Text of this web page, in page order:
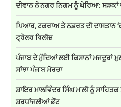
ਦੀਵਾਨ ਨੇ ਨਗਰ ਨਿਗਮ ਨੂੰ ਘੇਰਿਆ: ਸੜਕਾਂ
ਪਿਆਰ, ਟਕਰਾਅ ਤੇ ਨਫ਼ਰਤ ਦੀ ਦਾਸਤਾਨ
ਟ੍ਰੇਲਰ ਰਿਲੀਜ਼
ਪੰਜਾਬ ਦੇ ਮੁੱਦਿਆਂ ਲਈ ਕਿਸਾਨਾਂ ਮਜਦੂਰਾਂ
ਸਾਂਝਾ ਪੰਜਾਬ ਮੋਰਚਾ
ਸ਼ਾਇਰ ਮਾਲਵਿੰਦਰ ਸਿੰਘ ਮਾਲੀ ਨੂੰ
ਸ਼ਰਧਾਂਜਲੀਆਂ ਭੇਂਟ